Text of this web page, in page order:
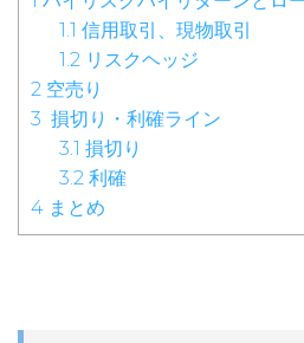
1.1 信用取引、現物取引
1.2 リスクヘッジ
2 空売り
3 損切り・利確ライン
3.1 損切り
3.2 利確
4 まとめ